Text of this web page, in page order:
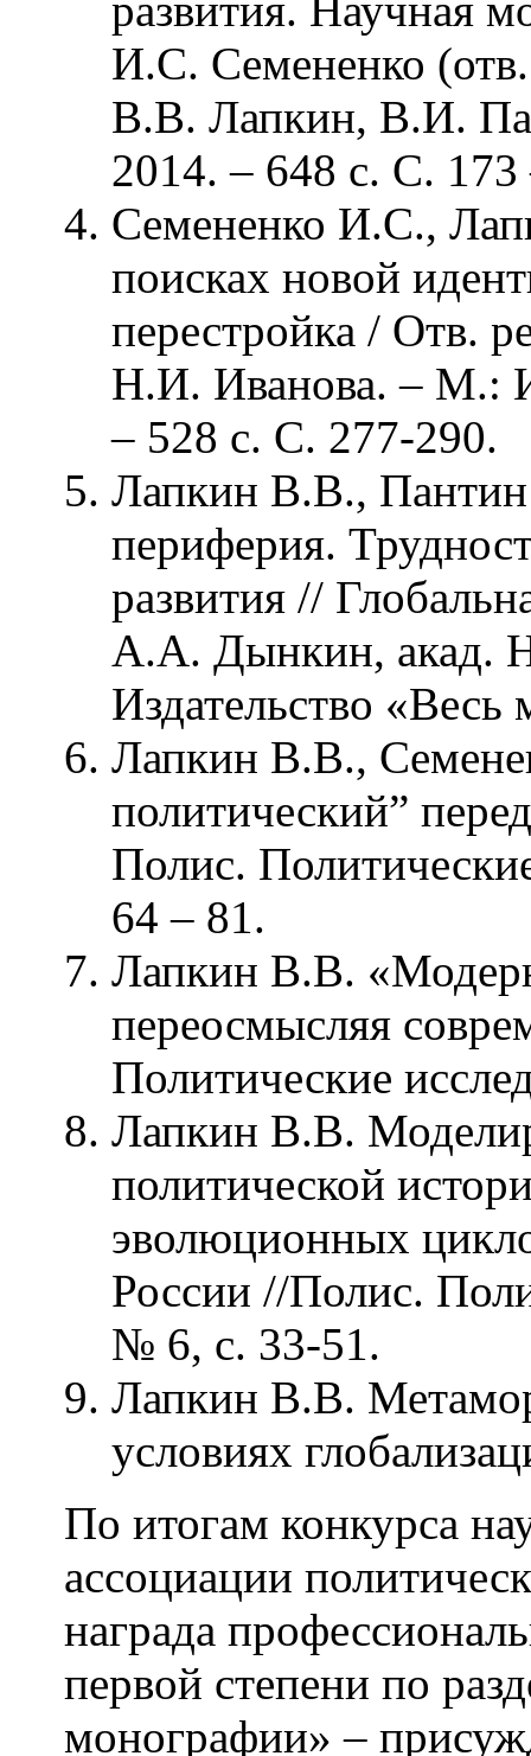
развития. Научная
И.С. Семененко
В.В. Лапкин, В.И.
2014. – 648 с. С. 173
Семененко И.С.,
поисках новой
перестройка / Отв.
Н.И. Иванова. – М.:
– 528 с. С. 277-290.
Лапкин В.В.,
периферия.
развития //
А.А. Дынкин, акад.
Издательство
Лапкин В.В.,
политический”
Полис.
64 – 81.
Лапкин В.В.
переосмысляя
Политические
Лапкин В.В.
политической
эволюционных
России //Полис.
№ 6, с. 33-51.
Лапкин В.В.
условиях
По итогам конкурса
ассоциации
награда
первой степени по
монографии» –